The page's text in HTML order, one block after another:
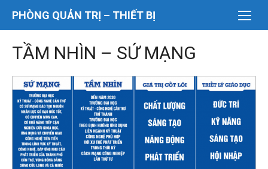
Chuyển
PHÒNG QUẢN TRỊ – THIẾT BỊ
TẦM NHÌN – SỨ MẠNG